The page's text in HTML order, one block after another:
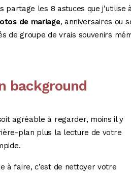
partage les 8 astuces que j’utilise
de mariage, anniversaires ou
de groupe de vrais souvenirs
background
agréable à regarder, moins il y
plan plus la lecture de votre
à faire, c’est de nettoyer votre